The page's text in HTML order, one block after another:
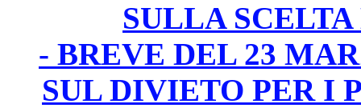
SULLA
- BREVE DEL 23
SUL DIVIETO PER I